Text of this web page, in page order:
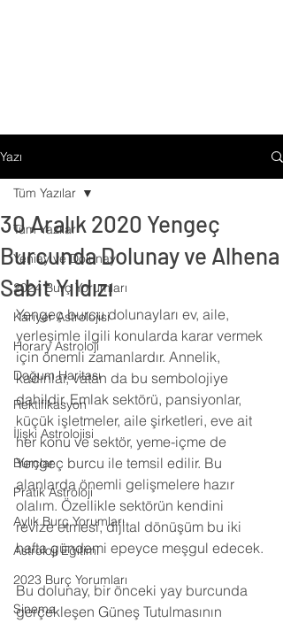
Yazı
Tüm Yazılar
Yeniay ve Dolunay
2024 Burç Yorumları
Kariyer Astrolojisi
Horary Astroloji
Doğum Haritası
Rektifikasyon
İlişki Astrolojisi
Burçlar
Pratik Astroloji
Aylık Burç Yorumları
Astroloji Eğitimi
2023 Burç Yorumları
Sinema
Tüm Yazılar
30 Aralık 2020 Yengeç
Burcunda Dolunay ve Alhena
Sabit Yıldızı
Yengeç burcu dolunayları ev, aile,
yerleşimle ilgili konularda karar vermek
için önemli zamanlardır. Annelik,
kadınlar, vatan da bu sembolojiye
dahildir. Emlak sektörü, pansiyonlar,
küçük işletmeler, aile şirketleri, eve ait
her konu ve sektör, yeme-içme de
Yengeç burcu ile temsil edilir. Bu
alanlarda önemli gelişmelere hazır
olalım. Özellikle sektörün kendini
revize etmesi, dijital dönüşüm bu iki
hafta gündemi epeyce meşgul edecek.
Bu dolunay, bir önceki yay burcunda
gerçekleşen Güneş Tutulmasının